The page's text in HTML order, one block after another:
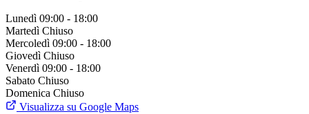
Lunedì 09:00 - 18:00
Martedì Chiuso
Mercoledì 09:00 - 18:00
Giovedì Chiuso
Venerdì 09:00 - 18:00
Sabato Chiuso
Domenica Chiuso
Visualizza su Google Maps